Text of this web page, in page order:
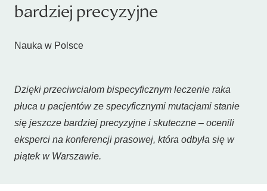
bardziej precyzyjne
Nauka w Polsce
Dzięki przeciwciałom bispecyficznym leczenie raka
płuca u pacjentów ze specyficznymi mutacjami stanie
się jeszcze bardziej precyzyjne i skuteczne – ocenili
eksperci na konferencji prasowej, która odbyła się w
piątek w Warszawie.